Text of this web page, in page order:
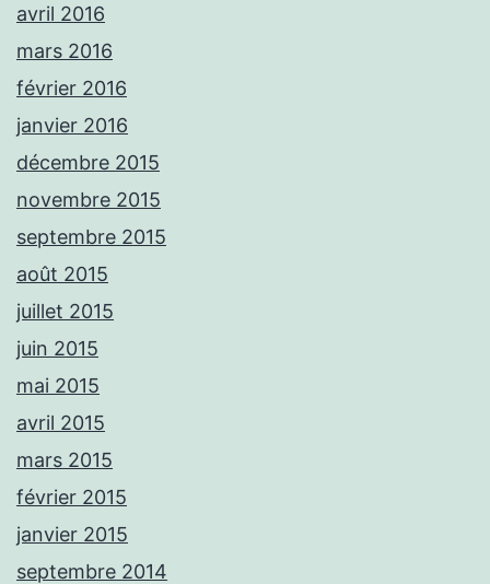
avril 2016
mars 2016
février 2016
janvier 2016
décembre 2015
novembre 2015
septembre 2015
août 2015
juillet 2015
juin 2015
mai 2015
avril 2015
mars 2015
février 2015
janvier 2015
septembre 2014